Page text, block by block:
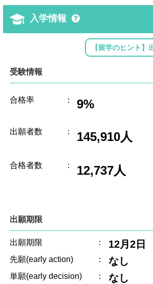
入学情報
【留学のヒント
受験情報
合格率 ： 9%
出願者数 ： 145,910人
合格者数 ： 12,737人
出願期限
出願期限 ： 12月2日
先願(early action) ： なし
単願(early decision) ： なし